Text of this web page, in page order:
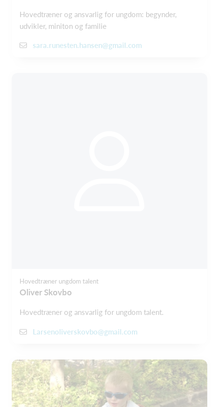
Hovedtræner og ansvarlig for ungdom: begynder,
udvikler, miniton og familie
sara.runesten.hansen@gmail.com
Hovedtræner ungdom talent
Oliver Skovbo
Hovedtræner og ansvarlig for ungdom talent.
Larsenoliverskovbo@gmail.com